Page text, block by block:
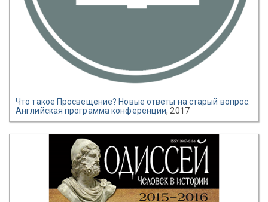
Что такое Просвещение? Новые ответы на старый вопрос.
Английская программа конференции, 2017